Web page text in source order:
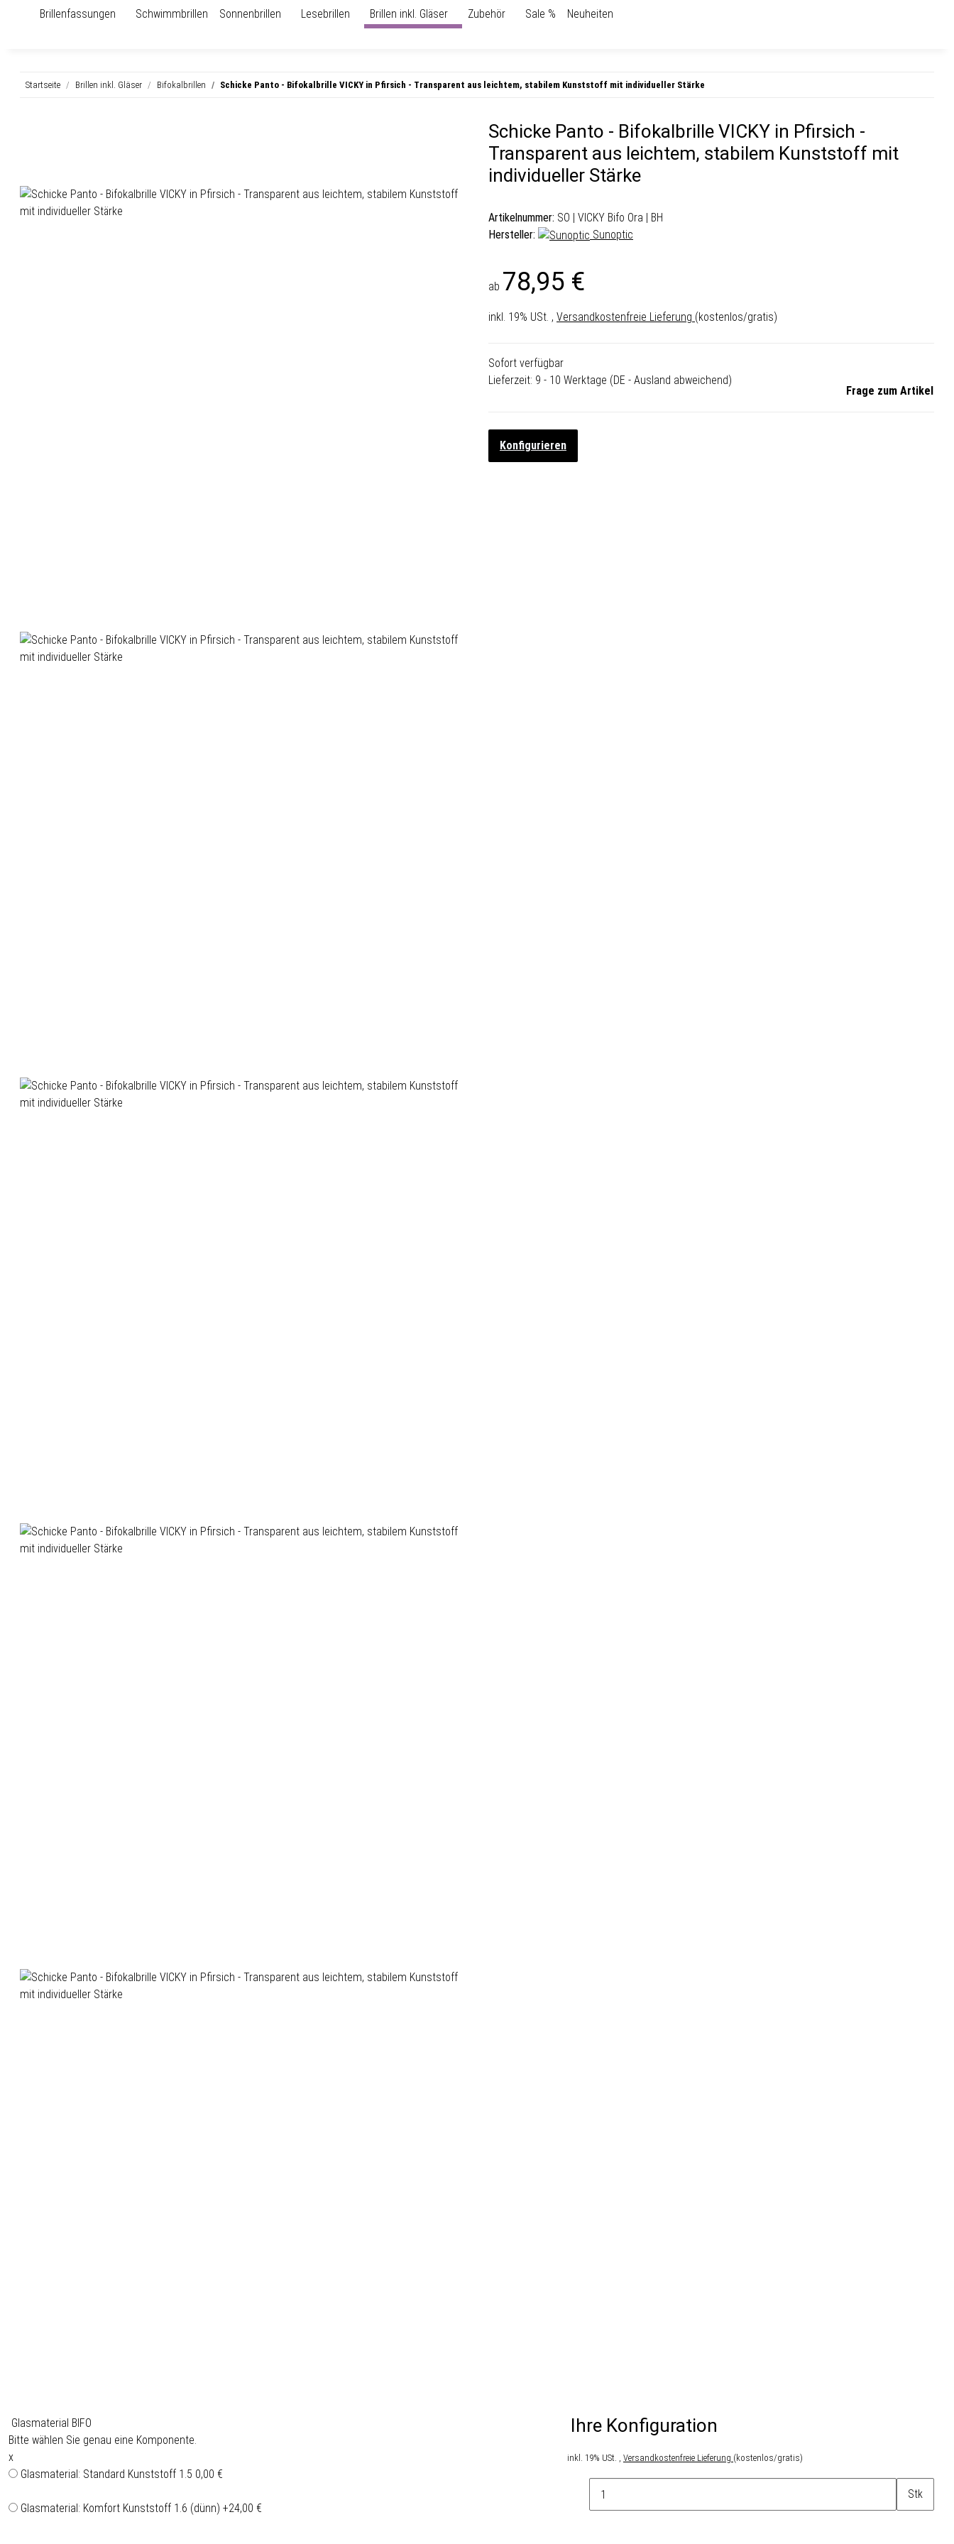
Brillenfassungen Schwimmbrillen Sonnenbrillen Lesebrillen Brillen inkl. Gläser Zubehör Sale % Neuheiten
Startseite Brillen inkl. Gläser Bifokalbrillen Schicke Panto - Bifokalbrille VICKY in Pfirsich - Transparent aus leichtem, stabilem Kunststoff mit individueller Stärke
Schicke Panto - Bifokalbrille VICKY in Pfirsich -
Transparent aus leichtem, stabilem Kunststoff mit
individueller Stärke
Artikelnummer: SO | VICKY Bifo Ora | BH
Hersteller:
Sunoptic
ab 78,95 €
inkl. 19% USt. , Versandkostenfreie Lieferung (kostenlos/gratis)
Sofort verfügbar
Lieferzeit: 9 - 10 Werktage (DE - Ausland abweichend)
Frage zum Artikel
Konfigurieren
Glasmaterial BIFO
Bitte wählen Sie genau eine Komponente.
x
Glasmaterial: Standard Kunststoff 1.5 0,00 €
Glasmaterial: Komfort Kunststoff 1.6 (dünn) +24,00 €
Ihre Konfiguration
inkl. 19% USt. , Versandkostenfreie Lieferung (kostenlos/gratis)
Stk